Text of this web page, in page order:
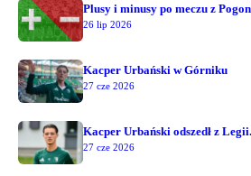
Plusy i minusy po meczu z
26 lip 2026
Kacper Urbański w Górniku
27 cze 2026
Kacper Urbański odszedł z
27 cze 2026